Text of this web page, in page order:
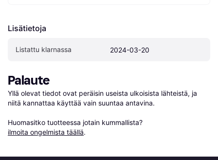
Lisätietoja
Listattu klarnassa 2024-03-20
Palaute
Yllä olevat tiedot ovat peräisin useista ulkoisista lähteistä, ja
niitä kannattaa käyttää vain suuntaa antavina.
Huomasitko tuotteessa jotain kummallista?
ilmoita ongelmista täällä.